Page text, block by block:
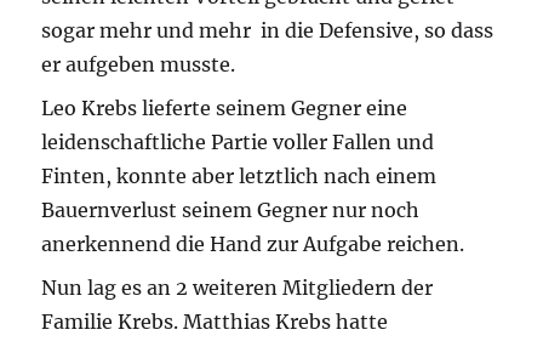
sogar mehr und mehr in die Defensive, so dass
er aufgeben musste.
Leo Krebs lieferte seinem Gegner eine
leidenschaftliche Partie voller Fallen und
Finten, konnte aber letztlich nach einem
Bauernverlust seinem Gegner nur noch
anerkennend die Hand zur Aufgabe reichen.
Nun lag es an 2 weiteren Mitgliedern der
Familie Krebs. Matthias Krebs hatte